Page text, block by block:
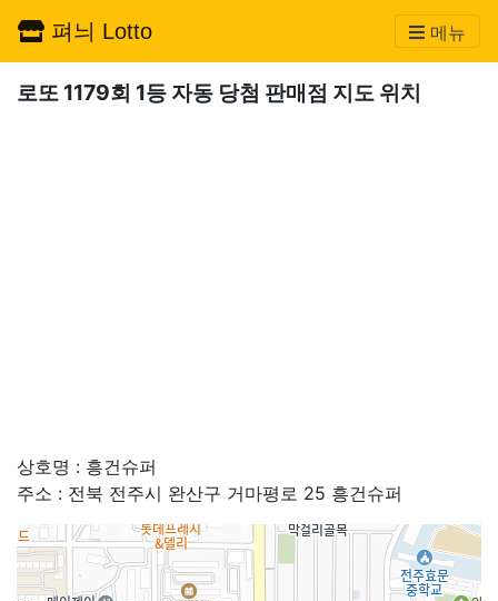
펴늬 Lotto 메뉴
로또 1179회 1등 자동 당첨 판매점 지도 위치
상호명 : 흥건슈퍼
주소 : 전북 전주시 완산구 거마평로 25 흥건슈퍼